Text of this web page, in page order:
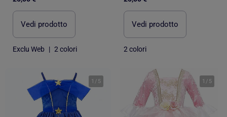
Vedi prodotto
Exclu Web | 2 colori
Vedi prodotto
2 colori
1 / 5 1 / 5